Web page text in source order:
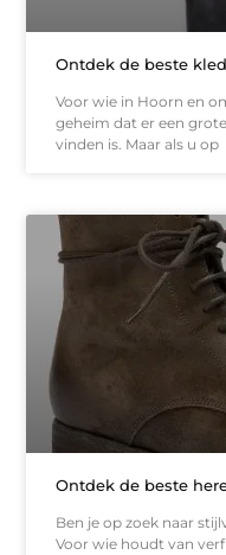
Ontdek de beste
Voor wie in Hoorn en
geheim dat er een
vinden is. Maar als u op
Ontdek de beste
Ben je op zoek naar
Voor wie houdt van